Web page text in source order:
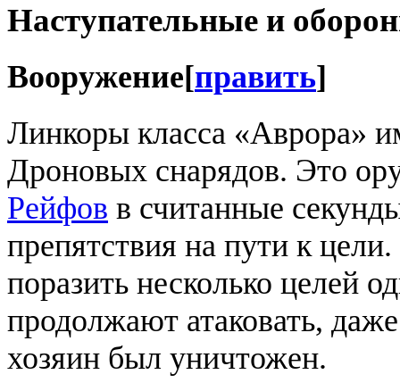
Наступательные и
Вооружение[править]
Линкоры класса «Аврора»
Дроновых снарядов. Это
Рейфов в считанные
препятствия на пути к
поразить несколько целей
продолжают атаковать,
хозяин был уничтожен.